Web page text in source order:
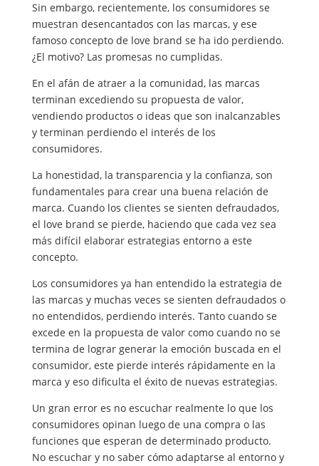
Sin embargo, recientemente, los consumidores se
muestran desencantados con las marcas, y ese
famoso concepto de love brand se ha ido perdiendo.
¿El motivo? Las promesas no cumplidas.
En el afán de atraer a la comunidad, las marcas
terminan excediendo su propuesta de valor,
vendiendo productos o ideas que son inalcanzables
y terminan perdiendo el interés de los
consumidores.
La honestidad, la transparencia y la confianza, son
fundamentales para crear una buena relación de
marca. Cuando los clientes se sienten defraudados,
el love brand se pierde, haciendo que cada vez sea
más difícil elaborar estrategias entorno a este
concepto.
Los consumidores ya han entendido la estrategia de
las marcas y muchas veces se sienten defraudados o
no entendidos, perdiendo interés. Tanto cuando se
excede en la propuesta de valor como cuando no se
termina de lograr generar la emoción buscada en el
consumidor, este pierde interés rápidamente en la
marca y eso dificulta el éxito de nuevas estrategias.
Un gran error es no escuchar realmente lo que los
consumidores opinan luego de una compra o las
funciones que esperan de determinado producto.
No escuchar y no saber cómo adaptarse al entorno y